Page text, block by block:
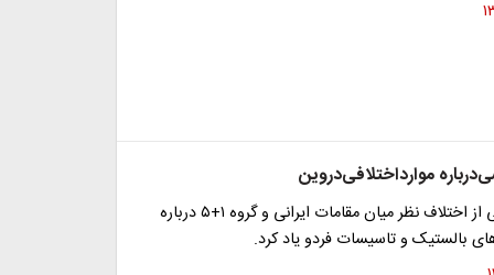
موارداختلافی‌دروین
شبکه بی‌بی‌سی از اختلاف نظر میان مقامات ایرانی و گروه ۱+۵ درباره
بالستیک و تاسیسات فردو یاد کرد.